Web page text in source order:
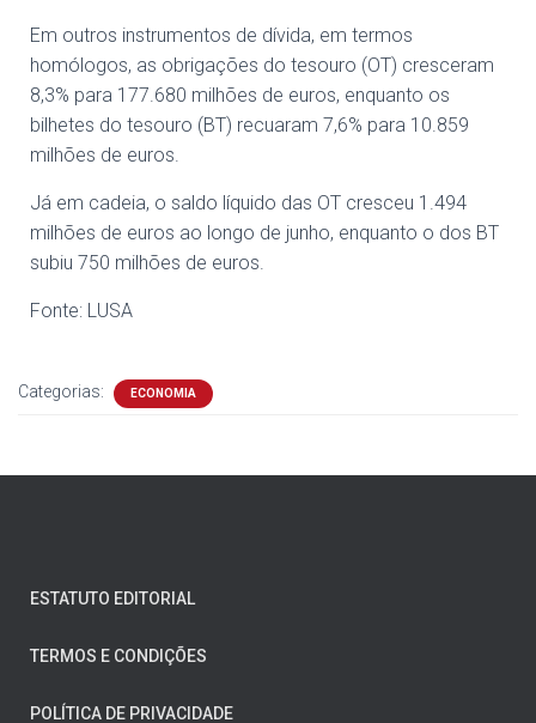
Em outros instrumentos de dívida, em termos
homólogos, as obrigações do tesouro (OT) cresceram
8,3% para 177.680 milhões de euros, enquanto os
bilhetes do tesouro (BT) recuaram 7,6% para 10.859
milhões de euros.
Já em cadeia, o saldo líquido das OT cresceu 1.494
milhões de euros ao longo de junho, enquanto o dos BT
subiu 750 milhões de euros.
Fonte: LUSA
Categorias: ECONOMIA
ESTATUTO EDITORIAL
TERMOS E CONDIÇÕES
POLÍTICA DE PRIVACIDADE